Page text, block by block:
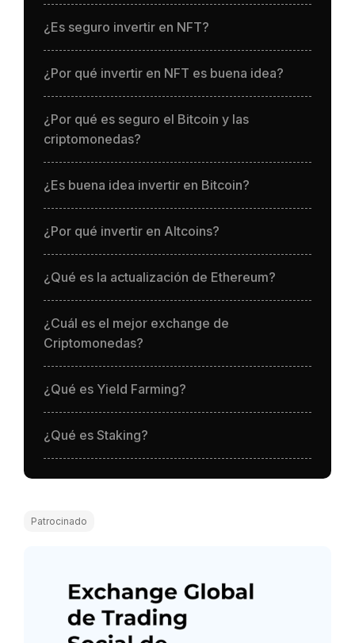
¿Es seguro invertir en NFT?
¿Por qué invertir en NFT es buena idea?
¿Por qué es seguro el Bitcoin y las
criptomonedas?
¿Es buena idea invertir en Bitcoin?
¿Por qué invertir en Altcoins?
¿Qué es la actualización de Ethereum?
¿Cuál es el mejor exchange de
Criptomonedas?
¿Qué es Yield Farming?
¿Qué es Staking?
Patrocinado